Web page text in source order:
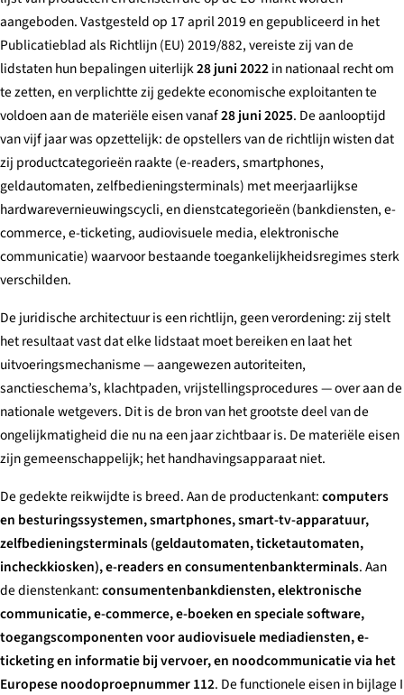
aangeboden. Vastgesteld op 17 april 2019 en gepubliceerd in het
Publicatieblad als Richtlijn (EU) 2019/882, vereiste zij van de
lidstaten hun bepalingen uiterlijk28 juni 2022in nationaal recht om
te zetten, en verplichtte zij gedekte economische exploitanten te
voldoen aan de materiële eisen vanaf28 juni 2025. De aanlooptijd
van vijf jaar was opzettelijk: de opstellers van de richtlijn wisten dat
zij productcategorieën raakte (e-readers, smartphones,
geldautomaten, zelfbedieningsterminals) met meerjaarlijkse
hardwarevernieuwingscycli, en dienstcategorieën (bankdiensten, e-
commerce, e-ticketing, audiovisuele media, elektronische
communicatie) waarvoor bestaande toegankelijkheidsregimes sterk
verschilden.
De juridische architectuur is een richtlijn, geen verordening: zij stelt
het resultaat vast dat elke lidstaat moet bereiken en laat het
uitvoeringsmechanisme — aangewezen autoriteiten,
sanctieschema’s, klachtpaden, vrijstellingsprocedures — over aan de
nationale wetgevers. Dit is de bron van het grootste deel van de
ongelijkmatigheid die nu na een jaar zichtbaar is. De materiële eisen
zijn gemeenschappelijk; het handhavingsapparaat niet.
De gedekte reikwijdte is breed. Aan de productenkant:computers
en besturingssystemen, smartphones, smart-tv-apparatuur,
zelfbedieningsterminals (geldautomaten, ticketautomaten,
incheckkiosken), e-readers en consumentenbankterminals. Aan
de dienstenkant:consumentenbankdiensten, elektronische
communicatie, e-commerce, e-boeken en speciale software,
toegangscomponenten voor audiovisuele mediadiensten, e-
ticketing en informatie bij vervoer, en noodcommunicatie via het
Europese noodoproepnummer 112. De functionele eisen in bijlage I